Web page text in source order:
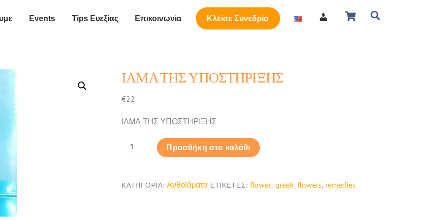
Cart
Events Tips Ευεξίας Επικοινωνία Κλείσε Συνεδρία
ΙΑΜΑ ΤΗΣ ΥΠΟΣΤΗΡΙΞΗΣ
€22
ΙΑΜΑ ΤΗΣ ΥΠΟΣΤΗΡΙΞΗΣ
ΙΑΜΑ
ΤΗΣ
ποσότητα
Προσθήκη στο καλάθι
ΚΑΤΗΓΟΡΊΑ:Ανθοϊάματα ΕΤΙΚΈΤΕΣ:flower, greek_flowers, remedies